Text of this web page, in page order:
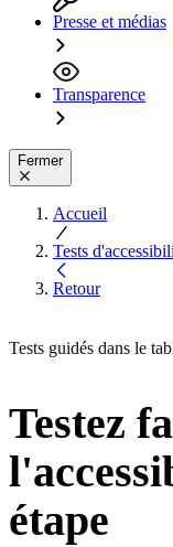
Presse et médias
Transparence
Fermer
Accueil
Tests
Retour
Tests guidés dans le
Testez
étape